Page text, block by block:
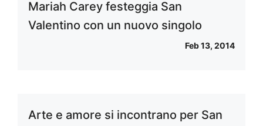
Mariah Carey festeggia San
Valentino con un nuovo singolo
Feb 13, 2014
Arte e amore si incontrano per San